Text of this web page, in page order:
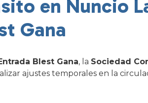
en Nuncio
Gana
Blest Gana, la Sociedad
ajustes temporales en la